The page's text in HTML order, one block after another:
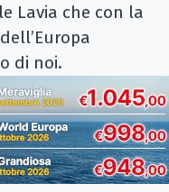
Lavia che con la
di noi.